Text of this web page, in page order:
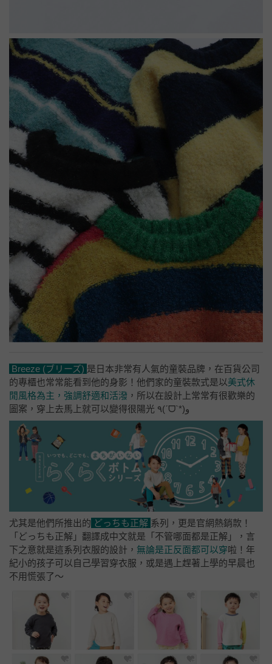
Breeze (ブリーズ) 是日本非常有人氣的童裝品牌，在百貨公司
的專櫃也常常能看到他的身影！他們家的童裝款式是以美式休
閒風格為主，強調舒適和活潑 ，所以在設計上常常有很歡樂的
圖案，穿上去馬上就可以變得很陽光 ٩(ˊᗜˋ*)و
尤其是他們所推出的 どっちも正解 系列，更是官網熱銷款！
「どっちも正解」翻譯成中文就是「不管哪面都是正解」，言
下之意就是這系列衣服的設計， 無論是正反面都可以穿啦！年
紀小的孩子可以自己學習穿衣服，或是遇上趕著上學的早晨也
不用慌張了～